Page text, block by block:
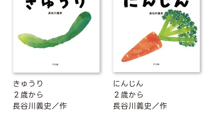
きゅうり
２歳から
長谷川義史／作
にんじん
２歳から
長谷川義史／作